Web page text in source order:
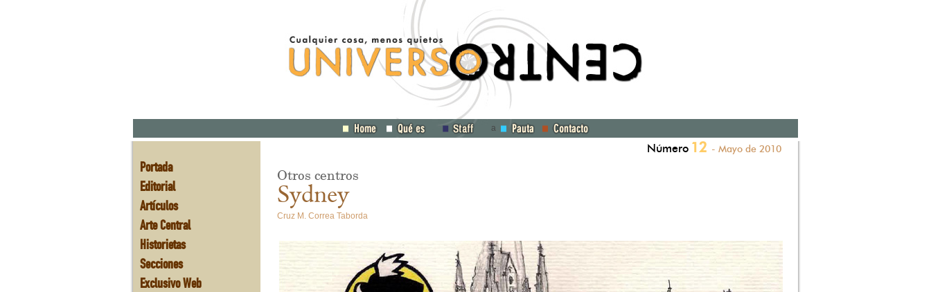
a
Portada
Editorial
Artículos
Arte Central
Historietas
Secciones
Exclusivo Web
Número 12 - Mayo de 2010
Otros centros
Sydney
Cruz M. Correa Taborda